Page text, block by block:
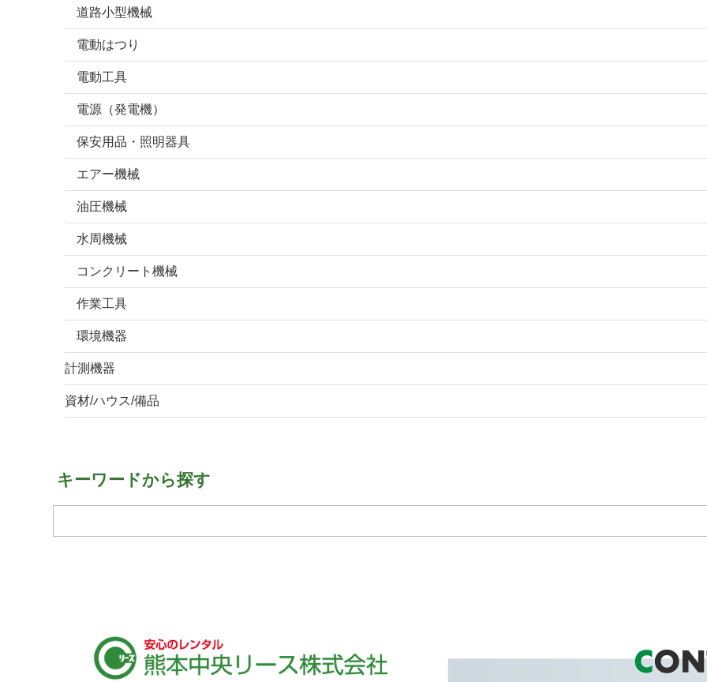
道路小型機械
電動はつり
電動工具
電源（発電機）
保安用品・照明器具
エアー機械
油圧機械
水周機械
コンクリート機械
作業工具
環境機器
計測機器
資材/ハウス/備品
キーワードから探す